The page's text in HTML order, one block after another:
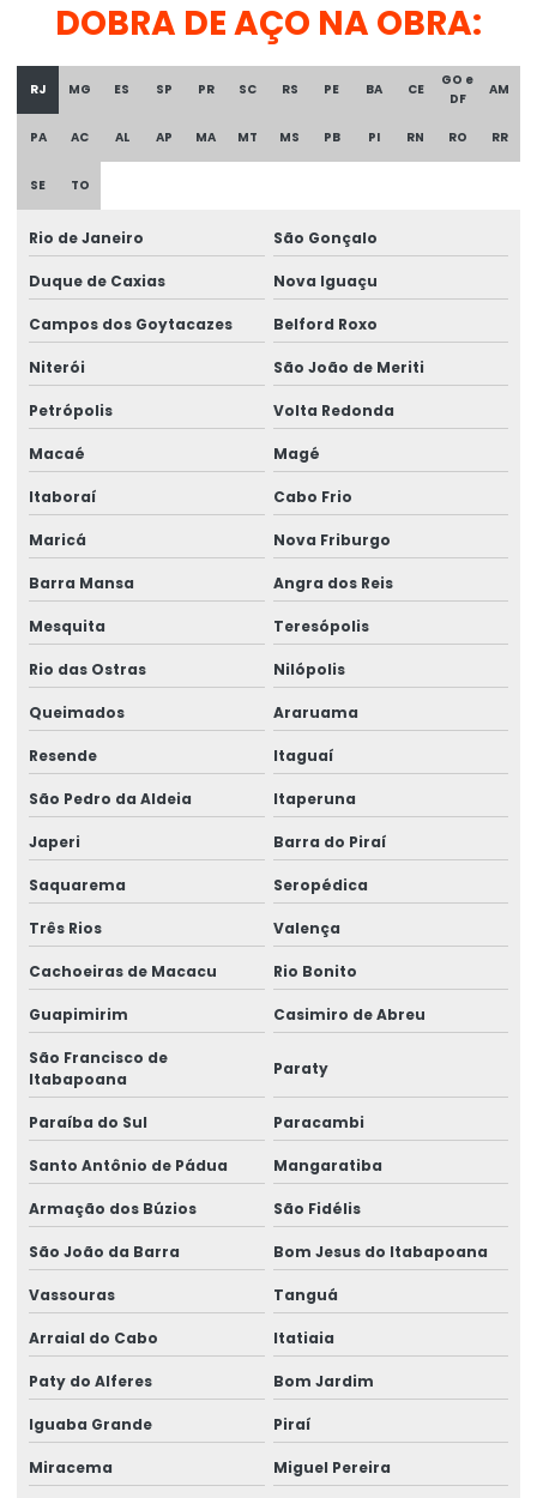
Distribuidora de tubo quadrado
Distribuidora de tubos de aço
Distribuidora de tubos galvanizados
Empresa de estrutura metálica
Empresa que faz estrutura metálica
Estrutura metálica construção
Estrutura metálica construção civil
Estrutura metálica galpão
Estrutura metálica galpão industrial
Estrutura metálica galpão valor
Estrutura metálica industrial
Fornecedor de estrutura metálica
Fornecedor de lajes treliçadas
Fornecedor de solda
Fornecedor de treliça
Fornecedor de vergalhão
Fornecedor viga de aço
Fornecedores arame mig
Fornecedores de tubos quadrados
Fornecedores de tubos retangulares
Malha pop gerdau
Malha pop para laje
Malha pop preço
Perfil metálico i
Perfil metálico u
Perfil metálico w valor
Perfil pudc
Perfis metálicos
Perfis metálicos gerdau
Perfis metálicos para pilares
DOBRA DE AÇO NA OBRA:
RJ MG ES SP PR SC RS PE BA CE
GO e
DF
AM
PA AC AL AP MA MT MS PB PI RN RO RR
SE TO
Rio de Janeiro São Gonçalo
Duque de Caxias Nova Iguaçu
Campos dos Goytacazes Belford Roxo
Niterói São João de Meriti
Petrópolis Volta Redonda
Macaé Magé
Itaboraí Cabo Frio
Maricá Nova Friburgo
Barra Mansa Angra dos Reis
Mesquita Teresópolis
Rio das Ostras Nilópolis
Queimados Araruama
Resende Itaguaí
São Pedro da Aldeia Itaperuna
Japeri Barra do Piraí
Saquarema Seropédica
Três Rios Valença
Cachoeiras de Macacu Rio Bonito
Guapimirim Casimiro de Abreu
São Francisco de
Itabapoana
Paraty
Paraíba do Sul Paracambi
Santo Antônio de Pádua Mangaratiba
Armação dos Búzios São Fidélis
São João da Barra Bom Jesus do Itabapoana
Vassouras Tanguá
Arraial do Cabo Itatiaia
Paty do Alferes Bom Jardim
Iguaba Grande Piraí
Miracema Miguel Pereira